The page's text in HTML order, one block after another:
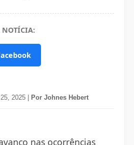
NOTÍCIA:
2025 | Por Johnes Hebert
nas ocorrências